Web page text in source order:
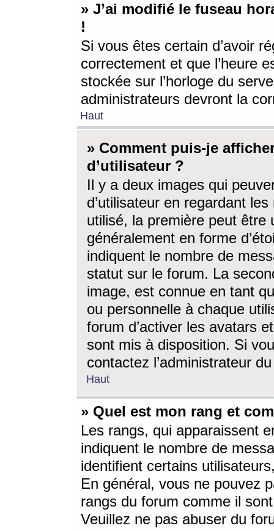
» J’ai modifié le fuseau
!
Si vous êtes certain d’avoir
correctement et que l’heure
stockée sur l’horloge du
administrateurs devront la
Haut
» Comment puis-je
d’utilisateur ?
Il y a deux images qui
d’utilisateur en regardant
utilisé, la première peut être
généralement en forme
indiquent le nombre de
statut sur le forum. La
image, est connue en tant
ou personnelle à chaque
forum d’activer les avatars
sont mis à disposition. Si
contactez l’administrateur
Haut
» Quel est mon rang et
Les rangs, qui apparaissent
indiquent le nombre de
identifient certains
En général, vous ne pouvez
rangs du forum comme il
Veuillez ne pas abuser du